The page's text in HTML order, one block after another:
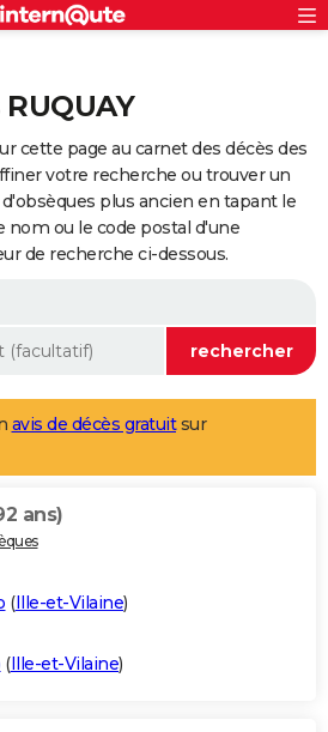
cette page au carnet des décès des
votre recherche ou trouver un
plus ancien en tapant le
nom ou le code postal d'une
de recherche ci-dessous.
avis de décès gratuitsur
ans)
(Ille-et-Vilaine)
(Ille-et-Vilaine)